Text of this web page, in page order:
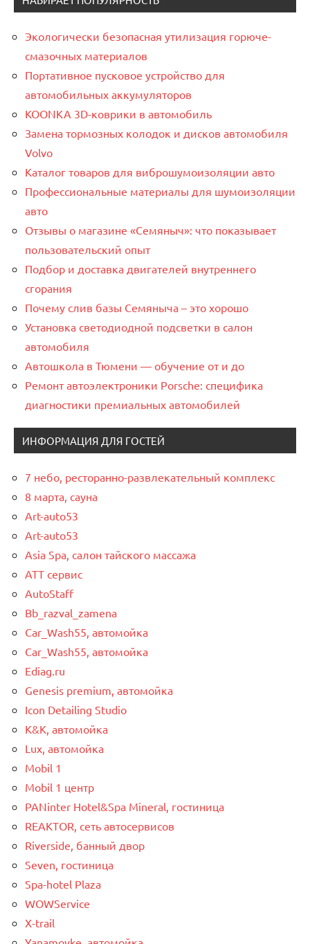
Экологически безопасная утилизация горюче-
смазочных материалов
Портативное пусковое устройство для
автомобильных аккумуляторов
KOONKA 3D-коврики в автомобиль
Замена тормозных колодок и дисков автомобиля
Volvo
Каталог товаров для виброшумоизоляции авто
Профессиональные материалы для шумоизоляции
авто
Отзывы о магазине «Семяныч»: что показывает
пользовательский опыт
Подбор и доставка двигателей внутреннего
сгорания
Почему слив базы Семяныча – это хорошо
Установка светодиодной подсветки в салон
автомобиля
Автошкола в Тюмени — обучение от и до
Ремонт автоэлектроники Porsche: специфика
диагностики премиальных автомобилей
ИНФОРМАЦИЯ ДЛЯ ГОСТЕЙ
7 небо, ресторанно-развлекательный комплекс
8 марта, сауна
Art-auto53
Art-auto53
Asia Spa, салон тайского массажа
ATT сервис
AutoStaff
Bb_razval_zamena
Car_Wash55, автомойка
Car_Wash55, автомойка
Ediag.ru
Genesis premium, автомойка
Icon Detailing Studio
K&K, автомойка
Lux, автомойка
Mobil 1
Mobil 1 центр
PANinter Hotel&Spa Mineral, гостиница
REAKTOR, сеть автосервисов
Riverside, банный двор
Seven, гостиница
Spa-hotel Plaza
WOWService
X-trail